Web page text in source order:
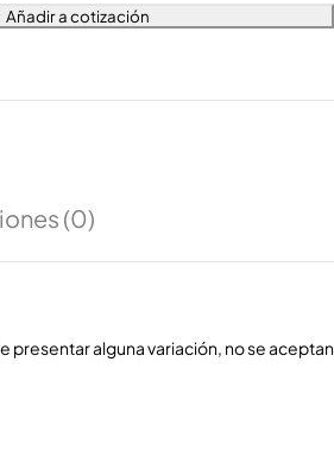
Añadir a cotización
(0)
presentar alguna variación, no se aceptan